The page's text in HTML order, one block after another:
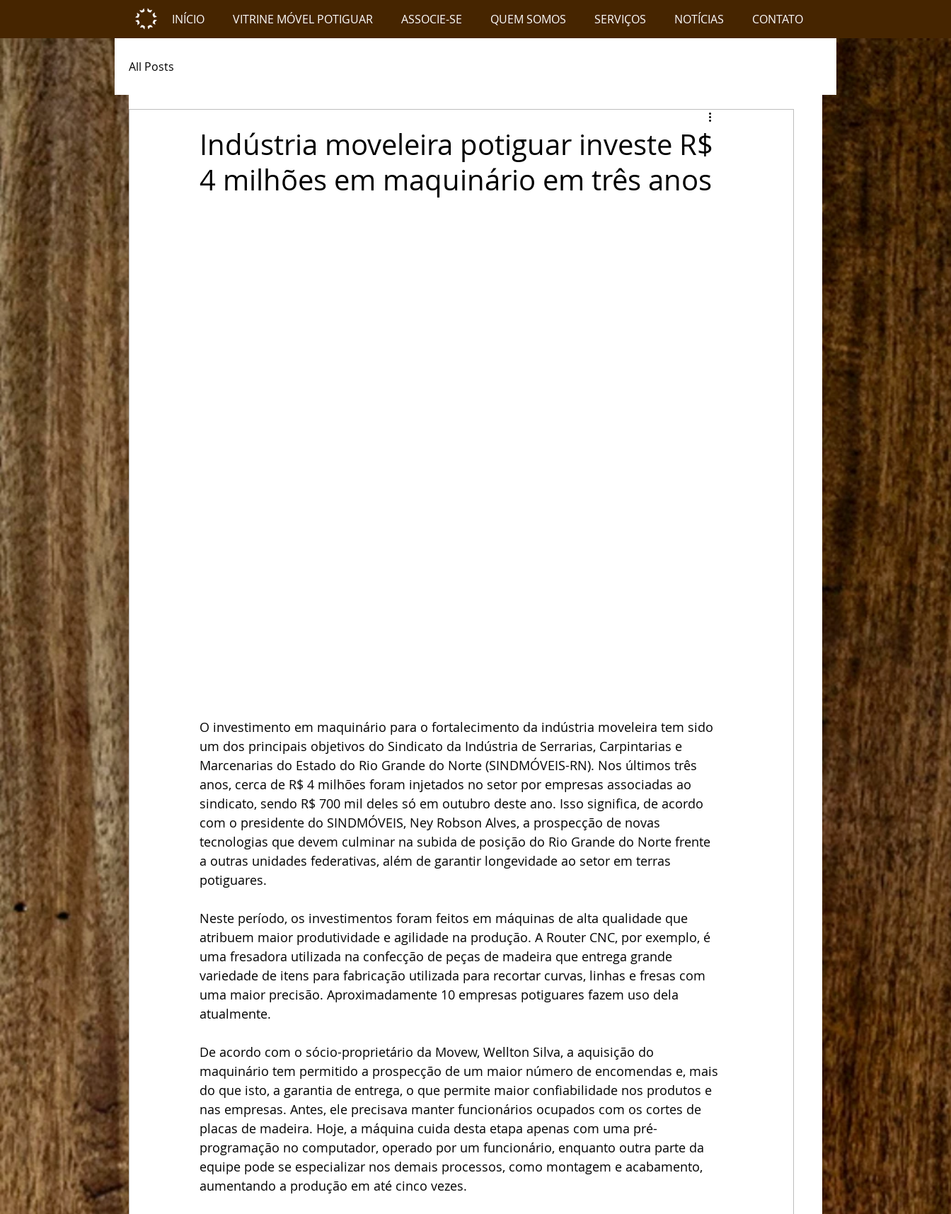
INÍCIO VITRINE MÓVEL POTIGUAR ASSOCIE-SE QUEM SOMOS SERVIÇOS NOTÍCIAS CONTATO
All Posts
Indústria moveleira potiguar investe R$
4 milhões em maquinário em três anos
O investimento em maquinário para o fortalecimento da indústria moveleira tem sido
um dos principais objetivos do Sindicato da Indústria de Serrarias, Carpintarias e
Marcenarias do Estado do Rio Grande do Norte (SINDMÓVEIS-RN). Nos últimos três
anos, cerca de R$ 4 milhões foram injetados no setor por empresas associadas ao
sindicato, sendo R$ 700 mil deles só em outubro deste ano. Isso significa, de acordo
com o presidente do SINDMÓVEIS, Ney Robson Alves, a prospecção de novas
tecnologias que devem culminar na subida de posição do Rio Grande do Norte frente
a outras unidades federativas, além de garantir longevidade ao setor em terras
potiguares.
Neste período, os investimentos foram feitos em máquinas de alta qualidade que
atribuem maior produtividade e agilidade na produção. A Router CNC, por exemplo, é
uma fresadora utilizada na confecção de peças de madeira que entrega grande
variedade de itens para fabricação utilizada para recortar curvas, linhas e fresas com
uma maior precisão. Aproximadamente 10 empresas potiguares fazem uso dela
atualmente.
De acordo com o sócio-proprietário da Movew, Wellton Silva, a aquisição do
maquinário tem permitido a prospecção de um maior número de encomendas e, mais
do que isto, a garantia de entrega, o que permite maior confiabilidade nos produtos e
nas empresas. Antes, ele precisava manter funcionários ocupados com os cortes de
placas de madeira. Hoje, a máquina cuida desta etapa apenas com uma pré-
programação no computador, operado por um funcionário, enquanto outra parte da
equipe pode se especializar nos demais processos, como montagem e acabamento,
aumentando a produção em até cinco vezes.